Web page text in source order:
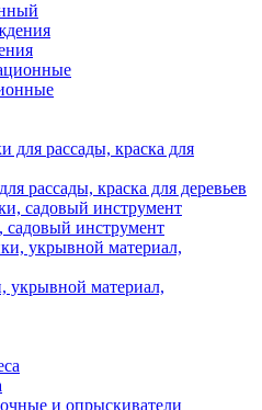
рассады, краска для деревьев
садовый инструмент
укрывной материал,